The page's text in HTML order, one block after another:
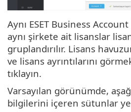
Aynı ESET Business Account
aynı şirkete ait lisanslar
gruplandırılır. Lisans
ve lisans ayrıntılarını
tıklayın.
Varsayılan görünümde,
bilgilerini içeren sütunlar